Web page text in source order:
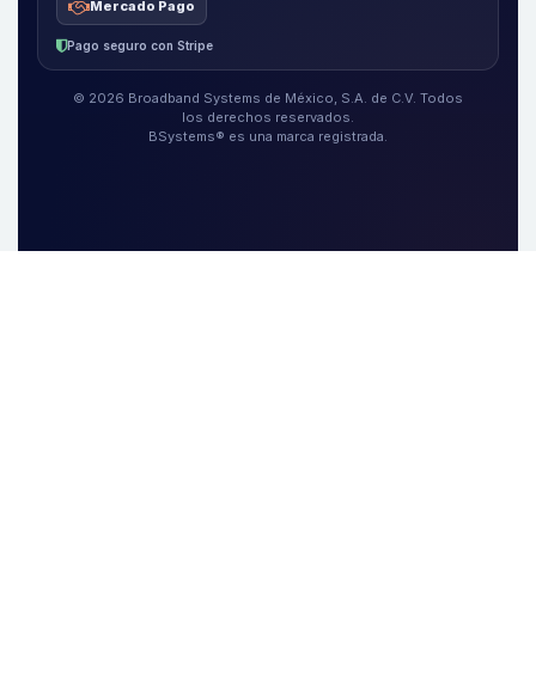
Mercado Pago
Pago seguro con Stripe
© 2026 Broadband Systems de México, S.A. de C.V. Todos
los derechos reservados.
BSystems® es una marca registrada.